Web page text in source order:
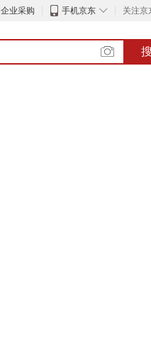
企业采购 ◇
手机京东 关注京